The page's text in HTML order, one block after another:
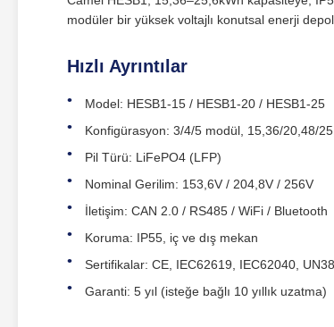
modüler bir yüksek voltajlı konutsal enerji
Hızlı Ayrıntılar
Model: HESB1‑15 / HESB1‑20 / HESB1‑25
Konfigürasyon: 3/4/5 modül, 15,36/20,48/
Pil Türü: LiFePO4 (LFP)
Nominal Gerilim: 153,6V / 204,8V / 256V
İletişim: CAN 2.0 / RS485 / WiFi / Bluetooth
Koruma: IP55, iç ve dış mekan
Sertifikalar: CE, IEC62619, IEC62040,
Garanti: 5 yıl (isteğe bağlı 10 yıllık uzatma)